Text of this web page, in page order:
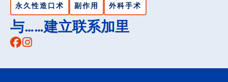
永久性造口术
副作用 外科手术
与……建立联系加里
Facebook
Instagram